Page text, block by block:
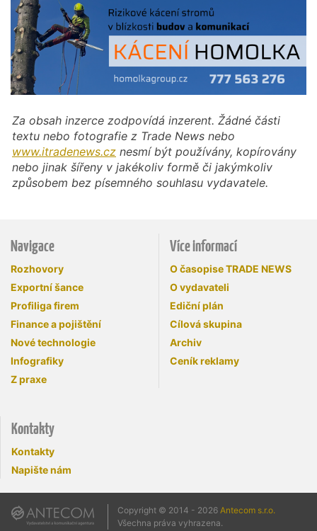
Za obsah inzerce zodpovídá inzerent. Žádné části
textu nebo fotografie z Trade News nebo
www.itradenews.cz nesmí být používány, kopírovány
nebo jinak šířeny v jakékoliv formě či jakýmkoliv
způsobem bez písemného souhlasu vydavatele.
Navigace
Rozhovory
Exportní šance
Profiliga firem
Finance a pojištění
Nové technologie
Infografiky
Z praxe
Více informací
O časopise TRADE NEWS
O vydavateli
Ediční plán
Cílová skupina
Archiv
Ceník reklamy
Kontakty
Kontakty
Napište nám
Copyright © 2014 - 2026 Antecom s.r.o.
Všechna práva vyhrazena.